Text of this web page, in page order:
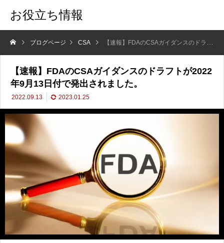
お役立ち情報
ブログページ CSA 【速報】FDAのCSAガイダンスのドラフトが2022年9月13日付で発出されました。
【速報】FDAのCSAガイダンスのドラフトが2022
年9月13日付で発出されました。
2022.09.13 2023.01.25